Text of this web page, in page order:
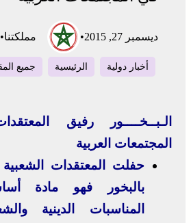
ديسمبر 27, 2015 • مملكتنا•
أخبار دولية الرئيسية جميع
الـبــخــــور رفيق
المجتمعات العربية
حفلت المعتقدات
بالبخور فهو مادة
المناسبات الدينية